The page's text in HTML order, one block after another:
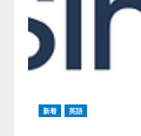
新着 英語